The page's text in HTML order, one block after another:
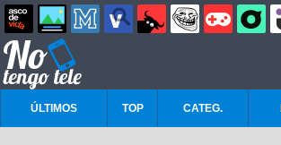
ÚLTIMOS TOP CATEG.